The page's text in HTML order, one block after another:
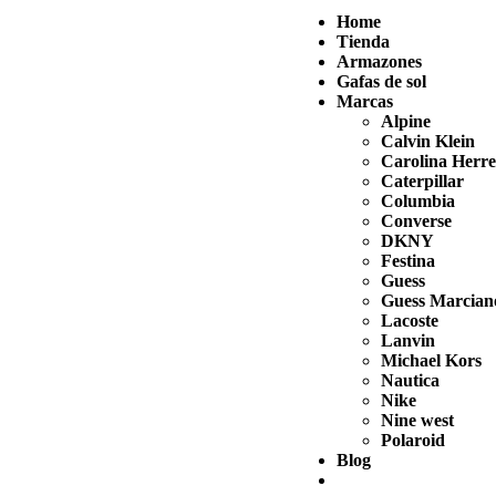
Home
Tienda
Armazones
Gafas de sol
Marcas
Alpine
Calvin Klein
Carolina
Caterpillar
Columbia
Converse
DKNY
Festina
Guess
Guess
Lacoste
Lanvin
Michael Kors
Nautica
Nike
Nine west
Polaroid
Blog